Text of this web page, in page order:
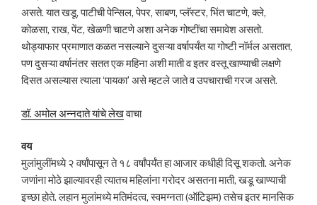
असते. यात खडू, पाटीची पेन्सिल, पेपर, साबण, प्लॅस्टर, भिंत चाटणे, क्ले,
कोळसा, राख, पेंट, खेळणी चाटणे अशा अनेक गोष्टींचा समावेश असतो.
थोड्याफार प्रमाणात कळत नसल्याने दुसऱ्या वर्षापर्यंत या गोष्टी नॉर्मल असतात,
पण दुसऱ्या वर्षानंतर सतत एक महिना अशी माती व इतर वस्तू खाण्याची लक्षणे
दिसत असल्यास त्याला ‘पायका’ असे म्हटले जाते व उपचाराची गरज असते.
डॉ. अमोल अन्नदाते यांचे लेखवाचा
वय
मुलांमुलींमध्ये २ वर्षांपासून ते १८ वर्षांपर्यंत हा आजार कधीही दिसू शकतो. अनेक
जणांना मोठे झाल्यावरही त्यातच महिलांना गरोदर असतना माती, खडू खाण्याची
इच्छा होते. लहान मुलांमध्ये मतिमंदत्व, स्वमग्नता (ऑटिझम) तसेच इतर मानसिक